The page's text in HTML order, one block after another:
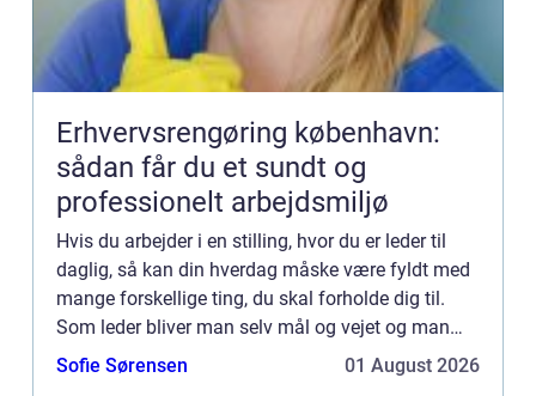
Erhvervsrengøring københavn:
sådan får du et sundt og
professionelt arbejdsmiljø
Hvis du arbejder i en stilling, hvor du er leder til
daglig, så kan din hverdag måske være fyldt med
mange forskellige ting, du skal forholde dig til.
Som leder bliver man selv mål og vejet og man
har højest sandsynligt mål, man selv skal indfri
Sofie Sørensen 01 August 2026